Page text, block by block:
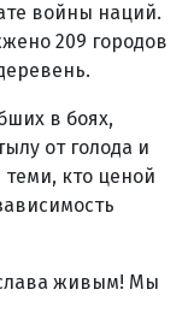
войны наций.
209 городов
в боях,
от голода и
кто ценой
живым! Мы